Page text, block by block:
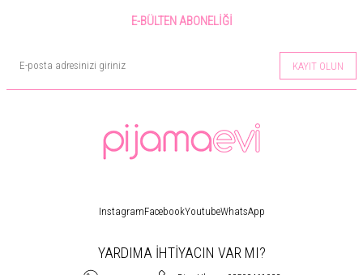
E-BÜLTEN ABONELIĞI
KAYIT OLUN
InstagramFacebookYoutubeWhatsApp
YARDIMA İHTİYACIN VAR MI?